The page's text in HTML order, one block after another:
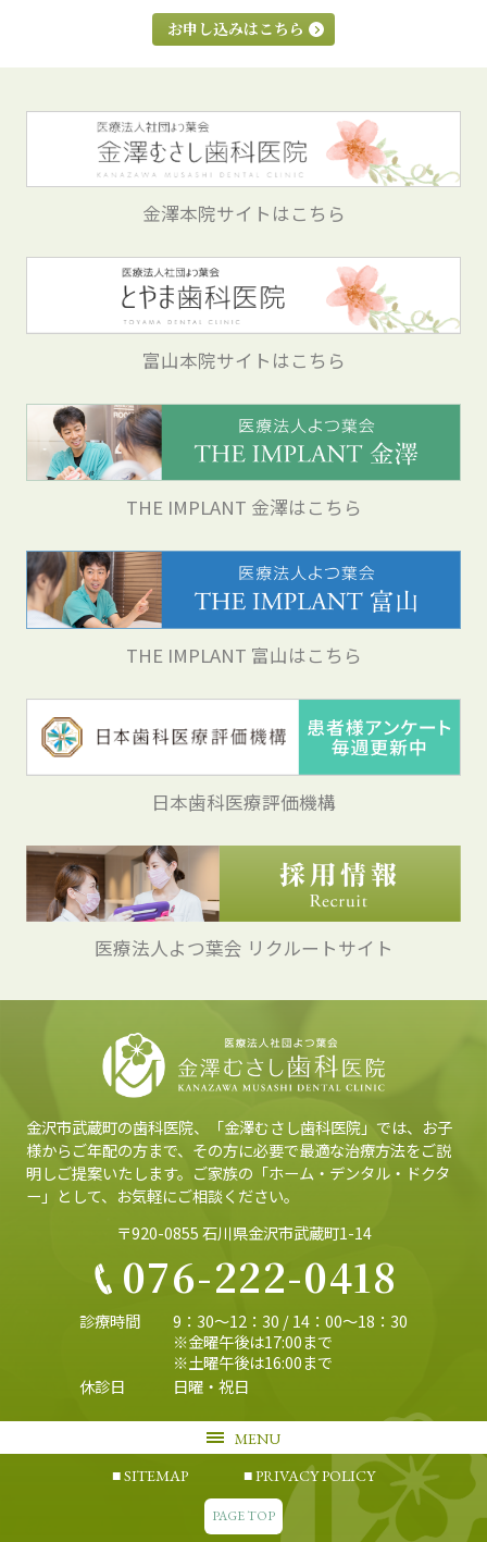
お申し込みはこちら
金澤本院サイトはこちら
富山本院サイトはこちら
THE IMPLANT 金澤はこちら
THE IMPLANT 富山はこちら
日本歯科医療評価機構
医療法人よつ葉会 リクルートサイト
金沢市武蔵町の歯科医院、「金澤むさし歯科医院」では、 お子
様からご年配の方まで、その方に必要で最適な治療方法をご説
明しご提案いたします。 ご家族の「ホーム・デンタル・ドクタ
ー」として、お気軽にご相談ください。
〒920-0855 石川県金沢市武蔵町1-14
076-222-0418
診療時間
9：30〜12：30 / 14：00〜18：30
※金曜午後は17:00まで
※土曜午後は16:00まで
休診日
日曜・祝日
MENU
SITEMAP
PRIVACY POLICY
PAGE TOP